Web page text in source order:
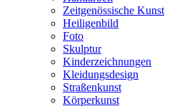
Zeitgenössische Kunst
Heiligenbild
Foto
Skulptur
Kinderzeichnungen
Kleidungsdesign
Straßenkunst
Körperkunst